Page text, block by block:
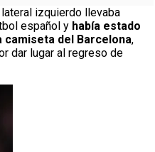
izquierdo llevaba
español y había estado
del Barcelona,
dar lugar al regreso de